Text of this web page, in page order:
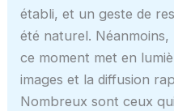
établi, et un geste de
été naturel. Néanmoins,
ce moment met en
images et la diffusion
Nombreux sont ceux